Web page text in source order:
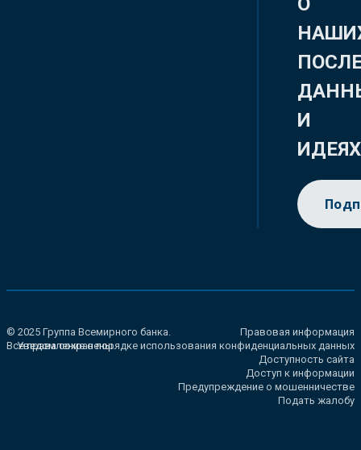
И
ИДЕЯХ
© 2025 Группа Всемирного банка.
Все права сохранены.
Правовая информация
Уведомление о порядке использования конфиденциальных данных
Доступность сайта
Доступ к информации
Предупреждение о мошенничестве
Подать жалобу